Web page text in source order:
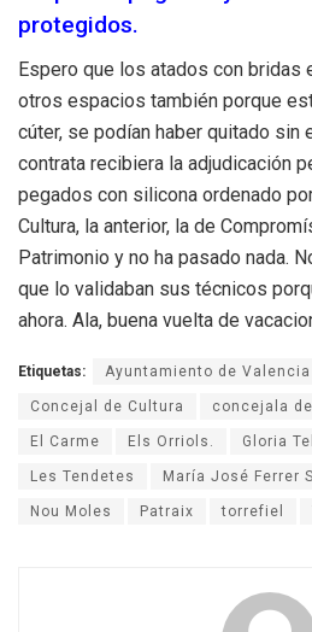
protegidos.
Espero que los atados con bridas
otros espacios también porque
cúter, se podían haber quitado sin
contrata recibiera la adjudicación
pegados con silicona ordenado
Cultura, la anterior, la de
Patrimonio y no ha pasado nada.
que lo validaban sus técnicos
ahora. Ala, buena vuelta de
Etiquetas: Ayuntamiento de Valencia
Concejal de Cultura concejala
El Carme Els Orriols. Gloria
Les Tendetes María José Ferrer
Nou Moles Patraix torrefiel